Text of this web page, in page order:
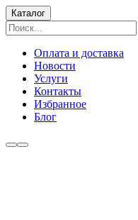
Каталог
Оплата и доставка
Новости
Услуги
Контакты
Избранное
Блог